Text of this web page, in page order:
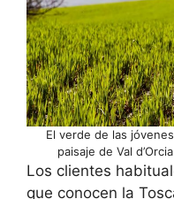
El verde de las
paisaje de Val
Los clientes
que conocen la